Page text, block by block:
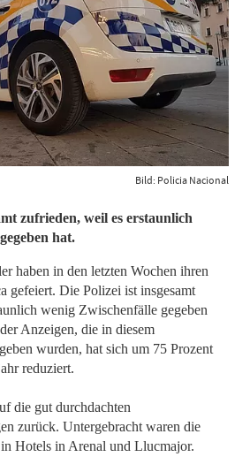
Bild: Policia Nacional
zufrieden, weil es erstaunlich
hat.
haben in den letzten Wochen ihren
gefeiert. Die Polizei ist insgesamt
wenig Zwischenfälle gegeben
Anzeigen, die in diesem
wurden, hat sich um 75 Prozent
reduziert.
die gut durchdachten
zurück. Untergebracht waren die
Hotels in Arenal und Llucmajor.